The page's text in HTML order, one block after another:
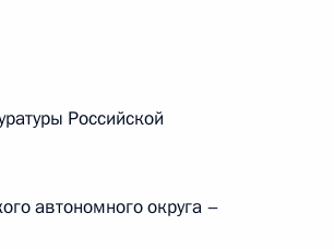
Российской
автономного округа –